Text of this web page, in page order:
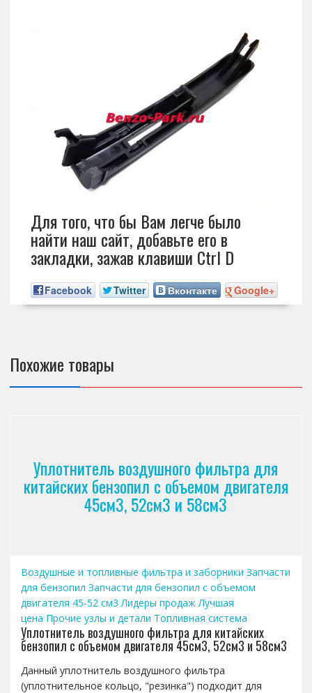
Для того, что бы Вам легче было
найти наш сайт, добавьте его в
закладки, зажав клавиши Ctrl D
Facebook Twitter Вконтакте Google+
Похожие товары
Уплотнитель воздушного фильтра для
китайских бензопил с объемом двигателя
45см3, 52см3 и 58см3
Воздушные и топливные фильтра и заборники Запчасти
для бензопил Запчасти для бензопил с объемом
двигателя 45-52 см3 Лидеры продаж Лучшая
цена Прочие узлы и детали Топливная система
Уплотнитель воздушного фильтра для китайских
бензопил с объемом двигателя 45см3, 52см3 и 58см3
Данный уплотнитель воздушного фильтра
(уплотнительное кольцо, "резинка") подходит для